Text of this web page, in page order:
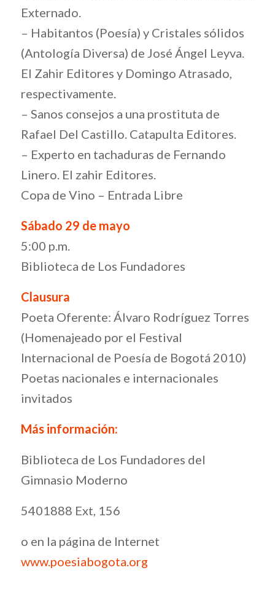
Externado.
– Habitantos (Poesía) y Cristales sólidos
(Antología Diversa) de José Ángel Leyva.
El Zahir Editores y Domingo Atrasado,
respectivamente.
– Sanos consejos a una prostituta de
Rafael Del Castillo. Catapulta Editores.
– Experto en tachaduras de Fernando
Linero. El zahir Editores.
Copa de Vino – Entrada Libre
Sábado 29 de mayo
5:00 p.m.
Biblioteca de Los Fundadores
Clausura
Poeta Oferente: Álvaro Rodríguez Torres
(Homenajeado por el Festival
Internacional de Poesía de Bogotá 2010)
Poetas nacionales e internacionales
invitados
Más información:
Biblioteca de Los Fundadores del
Gimnasio Moderno
5401888 Ext, 156
o en la página de Internet
www.poesiabogota.org